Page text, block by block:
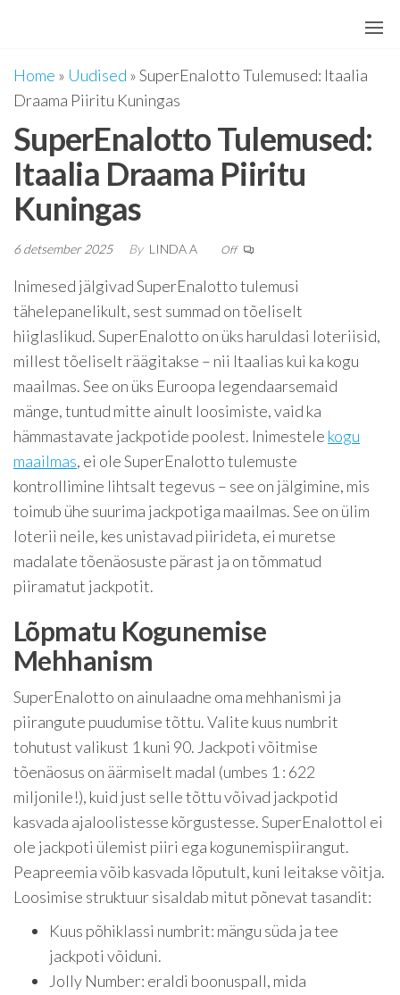
content
Home » Uudised »SuperEnalotto Tulemused: Itaalia
Draama Piiritu Kuningas
SuperEnalotto Tulemused:
Itaalia Draama Piiritu
Kuningas
6 detsember 2025 By LINDA A Off
Inimesed jälgivad SuperEnalotto tulemusi
tähelepanelikult, sest summad on tõeliselt
hiiglaslikud. SuperEnalotto on üks haruldasi loteriisid,
millest tõeliselt räägitakse – nii Itaalias kui ka kogu
maailmas. See on üks Euroopa legendaarsemaid
mänge, tuntud mitte ainult loosimiste, vaid ka
hämmastavate jackpotide poolest. Inimestele kogu
maailmas, ei ole SuperEnalotto tulemuste
kontrollimine lihtsalt tegevus – see on jälgimine, mis
toimub ühe suurima jackpotiga maailmas.See on ülim
loterii neile, kes unistavad piirideta, ei muretse
madalate tõenäosuste pärast ja on tõmmatud
piiramatut jackpotit.
Lõpmatu Kogunemise
Mehhanism
SuperEnalotto on ainulaadne oma mehhanismi ja
piirangute puudumise tõttu. Valite kuus numbrit
tohutust valikust 1 kuni 90. Jackpoti võitmise
tõenäosus on äärmiselt madal (umbes 1 : 622
miljonile!), kuid just selle tõttu võivad jackpotid
kasvada ajaloolistesse kõrgustesse. SuperEnalottol ei
ole jackpoti ülemist piiri ega kogunemispiirangut.
Peapreemia võib kasvada lõputult, kuni leitakse võitja.
Loosimise struktuur sisaldab mitut põnevat tasandit:
Kuus põhiklassi numbrit: mängu süda ja tee
jackpoti võiduni.
Jolly Number: eraldi boonuspall, mida